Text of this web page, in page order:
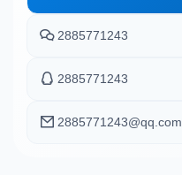
2885771243
2885771243
2885771243@qq.com